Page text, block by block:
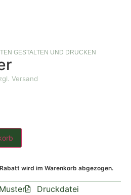
GESTALTEN UND DRUCKEN
Versand
wird im Warenkorb abgezogen.
Muster Druckdatei